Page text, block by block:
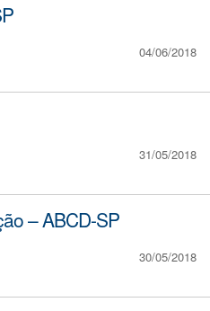
04/06/2018
31/05/2018
– ABCD-SP
30/05/2018